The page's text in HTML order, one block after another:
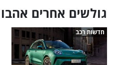
גולשים אחרים אהבו
חדשות רכב